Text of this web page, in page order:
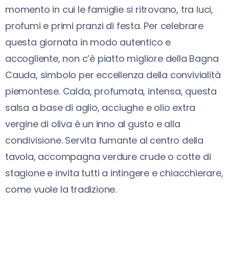
momento in cui le famiglie si ritrovano, tra luci,
profumi e primi pranzi di festa. Per celebrare
questa giornata in modo autentico e
accogliente, non c’è piatto migliore della Bagna
Cauda, simbolo per eccellenza della convivialità
piemontese. Calda, profumata, intensa, questa
salsa a base di aglio, acciughe e olio extra
vergine di oliva è un inno al gusto e alla
condivisione. Servita fumante al centro della
tavola, accompagna verdure crude o cotte di
stagione e invita tutti a intingere e chiacchierare,
come vuole la tradizione.